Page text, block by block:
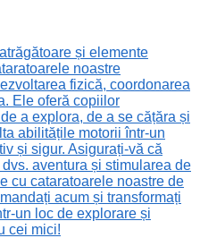
și elemente
noastre
fizică, coordonarea
Ele oferă copiilor
a explora, de a se cățăra și
abilitățile motorii într-un
și sigur. Asigurați-vă că
aventura și stimularea de
cu cataratoarele noastre de
acum și transformați
un loc de explorare și
cei mici!